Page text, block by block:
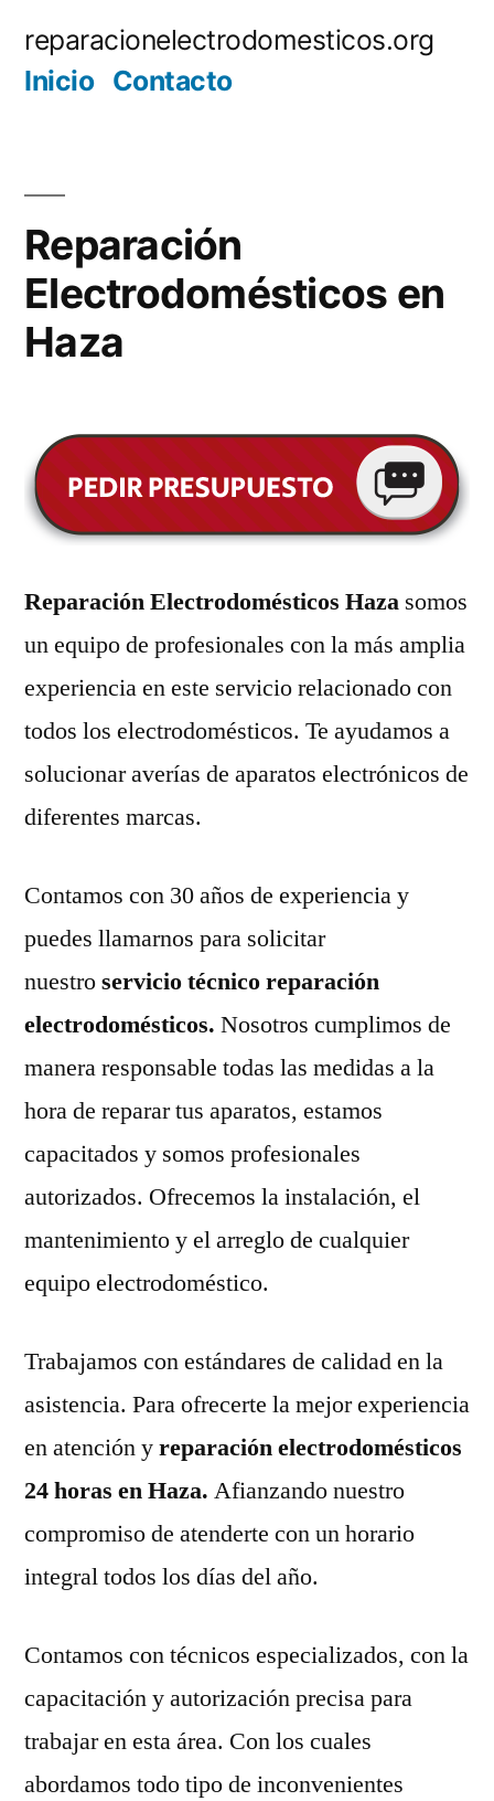
reparacionelectrodomesticos.org
Inicio Contacto
Reparación
Electrodomésticos en
Haza
Reparación Electrodomésticos Haza somos
un equipo de profesionales con la más amplia
experiencia en este servicio relacionado con
todos los electrodomésticos. Te ayudamos a
solucionar averías de aparatos electrónicos de
diferentes marcas.
Contamos con 30 años de experiencia y
puedes llamarnos para solicitar
nuestroservicio técnico reparación
electrodomésticos. Nosotros cumplimos de
manera responsable todas las medidas a la
hora de reparar tus aparatos, estamos
capacitados y somos profesionales
autorizados. Ofrecemos la instalación, el
mantenimiento y el arreglo de cualquier
equipo electrodoméstico.
Trabajamos con estándares de calidad en la
asistencia. Para ofrecerte la mejor experiencia
en atención yreparación electrodomésticos
24 horas en Haza. Afianzando nuestro
compromiso de atenderte con un horario
integral todos los días del año.
Contamos con técnicos especializados, con la
capacitación y autorización precisa para
trabajar en esta área. Con los cuales
abordamos todo tipo de inconvenientes